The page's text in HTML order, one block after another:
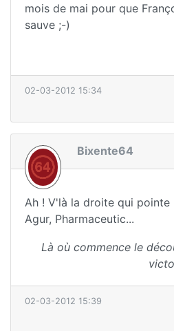
mois de mai pour que
sauve ;-)
02-03-2012 15:34
Bixente64
Ah ! V'là la droite qui pointe
Agur, Pharmaceutic...
Là où commence le
02-03-2012 15:39